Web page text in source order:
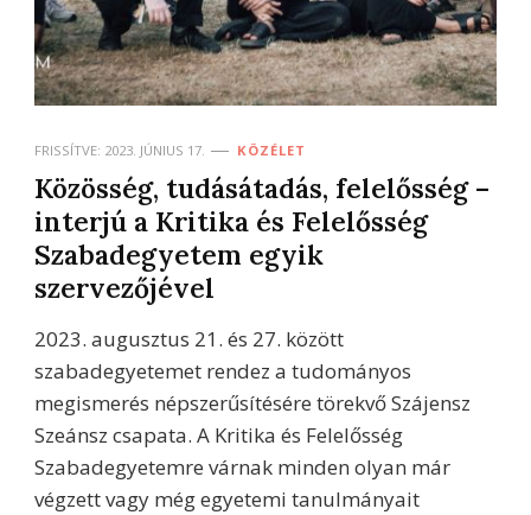
FRISSÍTVE: 2023. JÚNIUS 17. KÖZÉLET
Közösség, tudásátadás, felelősség –
interjú a Kritika és Felelősség
Szabadegyetem egyik
szervezőjével
2023. augusztus 21. és 27. között
szabadegyetemet rendez a tudományos
megismerés népszerűsítésére törekvő Szájensz
Szeánsz csapata. A Kritika és Felelősség
Szabadegyetemre várnak minden olyan már
végzett vagy még egyetemi tanulmányait